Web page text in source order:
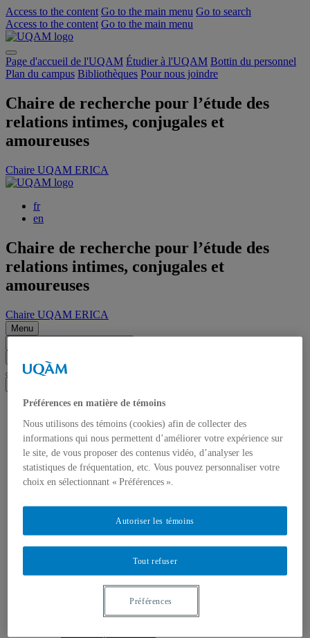
Access to the content Go to the main menu Go to search
Access to the content Go to the main menu
Page d'accueil de l'UQAM Étudier à l'UQAM Bottin du personnel
Plan du campus Bibliothèques Pour nous joindre
Chaire de recherche pour l’étude des
relations intimes, conjugales et
amoureuses
Chaire UQAM ERICA
fr
en
Chaire de recherche pour l’étude des
relations intimes, conjugales et
amoureuses
Chaire UQAM ERICA
Menu
Home
About us
Projects
Call for Papers
Call for papers – 2027 conference the “Relational Luhmann”.
Events
The ERICA speaker series
ERICA latest news
The ERICA Chair Day
Researchers’ Night
ERICA Conference 2026
Thinking intimacies: Ideals, Practices, and
Learn about our speakers
Préférences en matière de témoins
Nous utilisons des témoins (cookies) afin de collecter des
informations qui nous permettent d’améliorer votre expérience sur
le site, de vous proposer des contenus vidéo, d’analyser les
statistiques de fréquentation, etc. Vous pouvez personnaliser votre
choix en sélectionnant « Préférences ».
Tout refuser
Autoriser les témoins
Préférences